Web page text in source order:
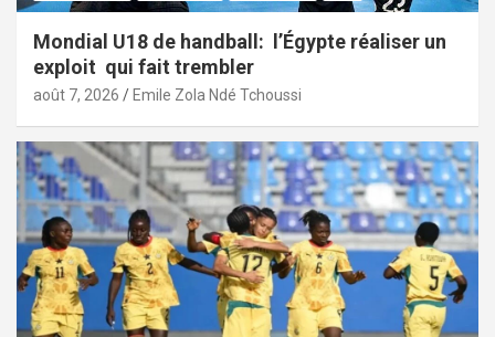
Mondial U18 de handball: l’Égypte réaliser un
exploit qui fait trembler
août 7, 2026 Emile Zola Ndé Tchoussi